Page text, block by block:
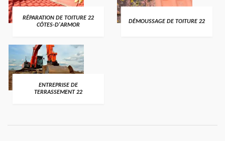
RÉPARATION DE TOITURE 22
CÔTES-D'ARMOR
DÉMOUSSAGE DE TOITURE 22
ENTREPRISE DE
TERRASSEMENT 22